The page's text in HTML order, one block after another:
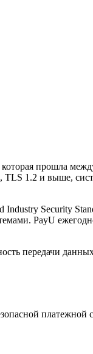
которая прошла
TLS 1.2 и выше,
Security
PayU
передачи
платежной